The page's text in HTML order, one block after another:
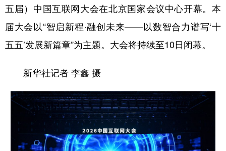
Deutsch Português
五届）中国互联网大会在北京国家会议中心开幕。本
届大会以“智启新程·融创未来——以数智合力谱写‘十
五五’发展新篇章”为主题。大会将持续至10日闭幕。
新华社记者 李鑫 摄